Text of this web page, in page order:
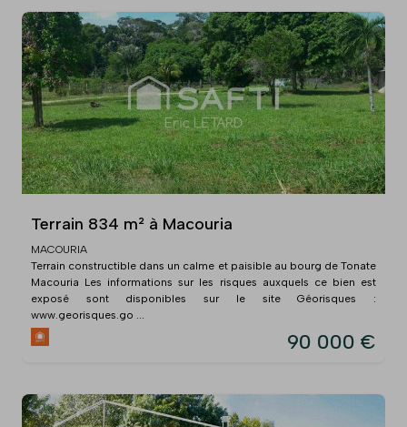
Terrain 834 m² à Macouria
MACOURIA
Terrain constructible dans un calme et paisible au bourg de Tonate
Macouria Les informations sur les risques auxquels ce bien est
exposé sont disponibles sur le site Géorisques :
www.georisques.go ...
90 000 €